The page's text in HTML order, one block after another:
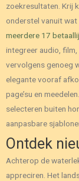
zoekresultaten. Krij
onderstel vanuit
meerdere 17
integreer audio,
vervolgens genoeg
elegante vooraf
page’su en
selecteren buiten
aanpasbare
Ontdek
Achterop de
appreciren. Het